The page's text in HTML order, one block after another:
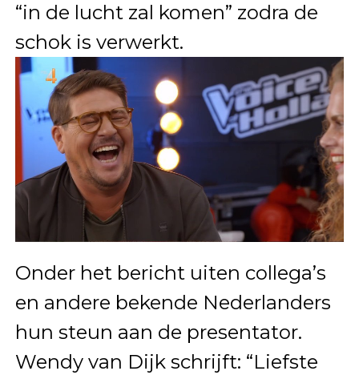
“in de lucht zal komen” zodra de
schok is verwerkt.
Onder het bericht uiten collega’s
en andere bekende Nederlanders
hun steun aan de presentator.
Wendy van Dijk schrijft: “Liefste